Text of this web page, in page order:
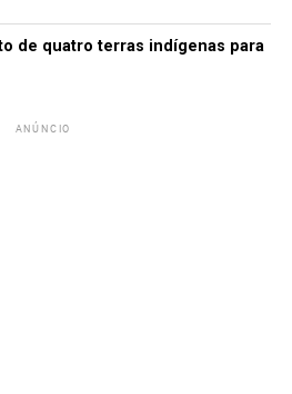
de quatro terras indígenas para
ANÚNCIO